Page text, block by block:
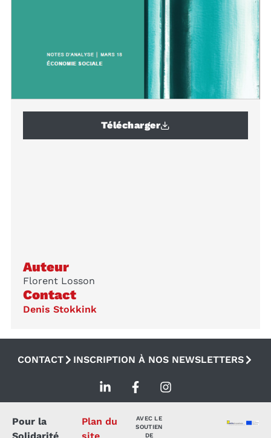
Télécharger
Auteur
Florent Losson
Contact
Denis Stokkink
CONTACT INSCRIPTION À NOS NEWSLETTERS
Pour la
AVEC LE
SOUTIEN
DE
Plan du